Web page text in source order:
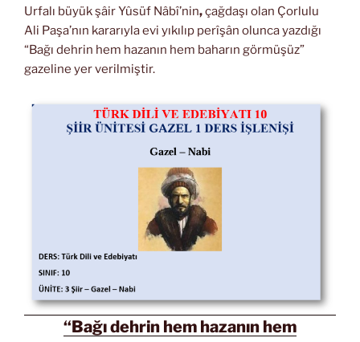
Urfalı büyük şâir Yûsüf Nâbî’nin,çağdaşı olan Çorlulu
Ali Paşa’nın kararıyla evi yıkılıp perîşân olunca yazdığı
“Bağı dehrin hem hazanın hem baharın görmüşüz”
gazeline yer verilmiştir.
“Bağı dehrin hem hazanın hem